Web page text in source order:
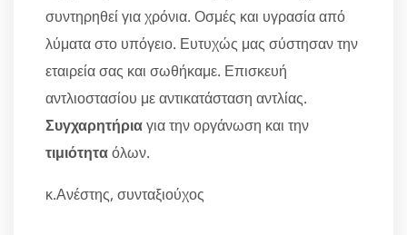
συντηρηθεί για χρόνια. Οσμές και υγρασία από
λύματα στο υπόγειο. Ευτυχώς μας σύστησαν την
εταιρεία σας και σωθήκαμε. Επισκευή
αντλιοστασίου με αντικατάσταση αντλίας.
Συγχαρητήριαγια την οργάνωση και την
τιμιότηταόλων.
κ.Ανέστης, συνταξιούχος